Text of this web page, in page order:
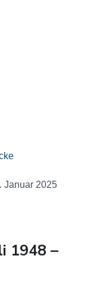
Januar 2025
1948 –